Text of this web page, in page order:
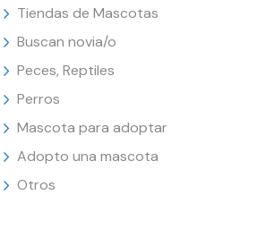
Tiendas de Mascotas
Buscan novia/o
Peces, Reptiles
Perros
Mascota para adoptar
Adopto una mascota
Otros